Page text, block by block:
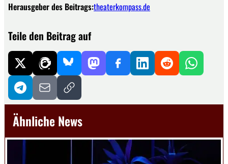
Herausgeber des Beitrags:theaterkompass.de
Teile den Beitrag auf
Ähnliche News